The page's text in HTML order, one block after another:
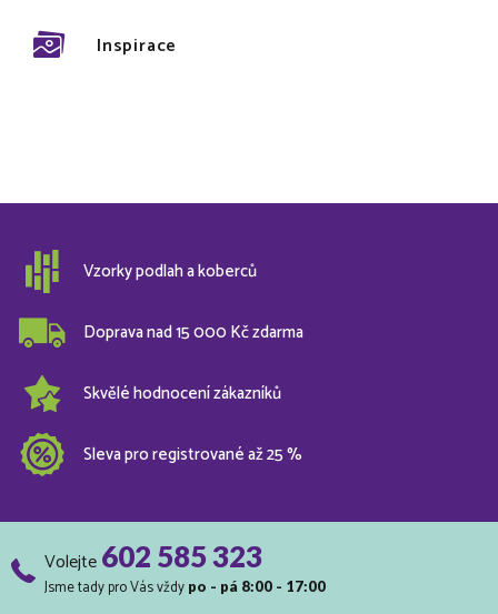
Inspirace
Vzorky podlah a koberců
Doprava nad 15 000 Kč zdarma
Skvělé hodnocení zákazníků
Sleva pro registrované až 25 %
Volejte602 585 323
Jsme tady pro Vás vždy po - pá 8:00 - 17:00